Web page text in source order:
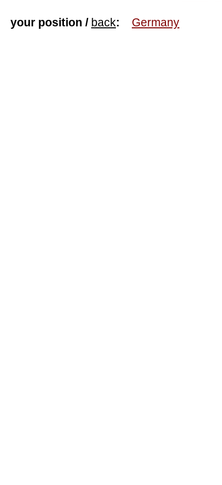
your position / back: Germany